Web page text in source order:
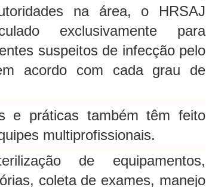
na área, o HRSAJ
exclusivamente para
suspeitos de infecção pelo
acordo com cada grau de
e práticas também têm feito
multiprofissionais.
de equipamentos,
coleta de exames, manejo